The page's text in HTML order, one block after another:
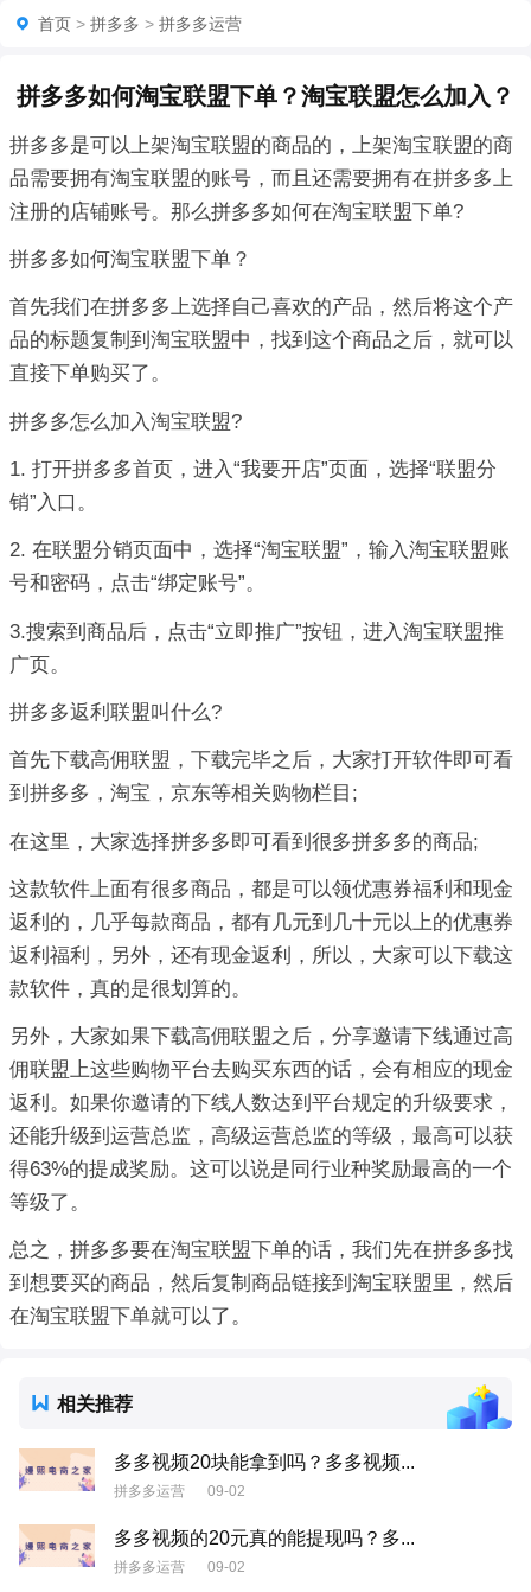
首页 > 拼多多 > 拼多多运营
拼多多如何淘宝联盟下单？淘宝联盟怎么加入？
拼多多是可以上架淘宝联盟的商品的，上架淘宝联盟的商
品需要拥有淘宝联盟的账号，而且还需要拥有在拼多多上
注册的店铺账号。那么拼多多如何在淘宝联盟下单?
拼多多如何淘宝联盟下单？
首先我们在拼多多上选择自己喜欢的产品，然后将这个产
品的标题复制到淘宝联盟中，找到这个商品之后，就可以
直接下单购买了。
拼多多怎么加入淘宝联盟?
1. 打开拼多多首页，进入“我要开店”页面，选择“联盟分
销”入口。
2. 在联盟分销页面中，选择“淘宝联盟”，输入淘宝联盟账
号和密码，点击“绑定账号”。
3.搜索到商品后，点击“立即推广”按钮，进入淘宝联盟推
广页。
拼多多返利联盟叫什么?
首先下载高佣联盟，下载完毕之后，大家打开软件即可看
到拼多多，淘宝，京东等相关购物栏目;
在这里，大家选择拼多多即可看到很多拼多多的商品;
这款软件上面有很多商品，都是可以领优惠券福利和现金
返利的，几乎每款商品，都有几元到几十元以上的优惠券
返利福利，另外，还有现金返利，所以，大家可以下载这
款软件，真的是很划算的。
另外，大家如果下载高佣联盟之后，分享邀请下线通过高
佣联盟上这些购物平台去购买东西的话，会有相应的现金
返利。如果你邀请的下线人数达到平台规定的升级要求，
还能升级到运营总监，高级运营总监的等级，最高可以获
得63%的提成奖励。这可以说是同行业种奖励最高的一个
等级了。
总之，拼多多要在淘宝联盟下单的话，我们先在拼多多找
到想要买的商品，然后复制商品链接到淘宝联盟里，然后
在淘宝联盟下单就可以了。
相关推荐
多多视频20块能拿到吗？多多视频...
拼多多运营 09-02
多多视频的20元真的能提现吗？多...
拼多多运营 09-02